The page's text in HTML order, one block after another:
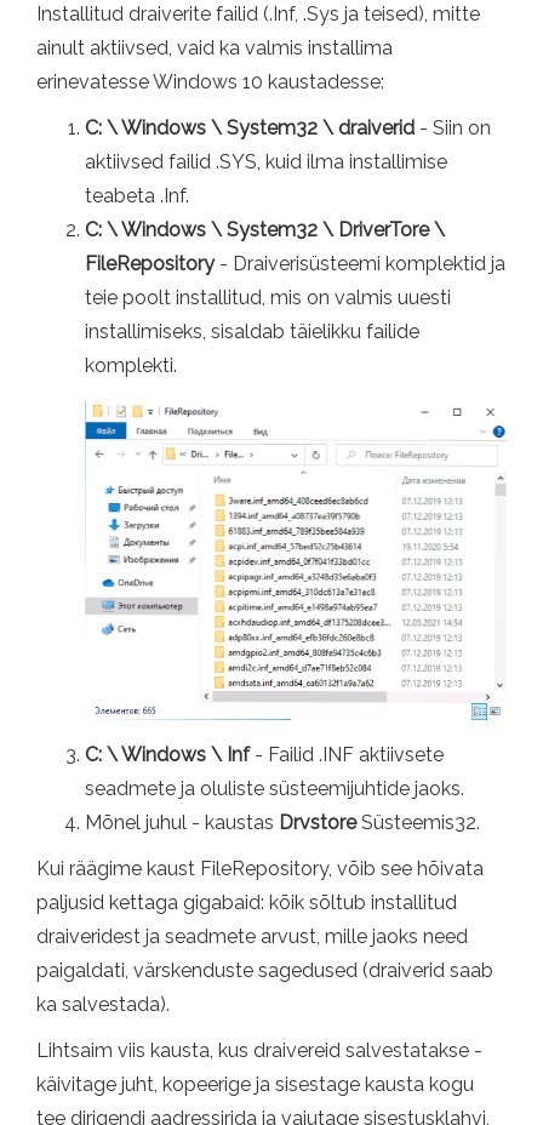
Installitud draiverite failid (.Inf, .Sys ja teised), mitte
ainult aktiivsed, vaid ka valmis installima
erinevatesse Windows 10 kaustadesse:
C: \ Windows \ System32 \ draiverid - Siin on
aktiivsed failid .SYS, kuid ilma installimise
teabeta .Inf.
C: \ Windows \ System32 \ DriverTore \
FileRepository- Draiverisüsteemi komplektid ja
teie poolt installitud, mis on valmis uuesti
installimiseks, sisaldab täielikku failide
komplekti.
C: \ Windows \ Inf- Failid .INF aktiivsete
seadmete ja oluliste süsteemijuhtide jaoks.
Mõnel juhul - kaustas DrvstoreSüsteemis32.
Kui räägime kaust FileRepository, võib see hõivata
paljusid kettaga gigabaid: kõik sõltub installitud
draiveridest ja seadmete arvust, mille jaoks need
paigaldati, värskenduste sagedused (draiverid saab
ka salvestada).
Lihtsaim viis kausta, kus draivereid salvestatakse -
käivitage juht, kopeerige ja sisestage kausta kogu
tee dirigendi aadressirida ja vajutage sisestusklahvi,